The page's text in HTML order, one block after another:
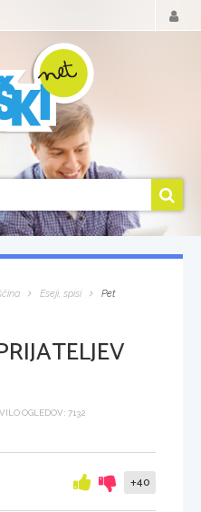
Eseji, spisi
Pet
OGLEDOV: 7132
meni +40